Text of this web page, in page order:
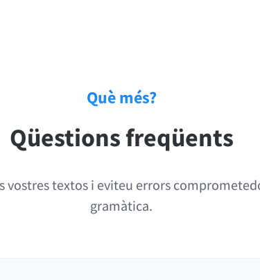
Què més?
Qüestions freqüents
vostres textos i eviteu errors
gramàtica.